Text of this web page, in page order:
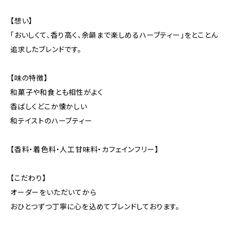
【想い】
「おいしくて、香り高く、余韻まで楽しめるハーブティー」をとことん
追求したブレンドです。
【味の特徴】
和菓子や和食とも相性がよく
香ばしくどこか懐かしい
和テイストのハーブティー
【香料・着色料・人工甘味料・カフェインフリー】
【こだわり】
オーダーをいただいてから
おひとつずつ丁寧に心を込めてブレンドしております。